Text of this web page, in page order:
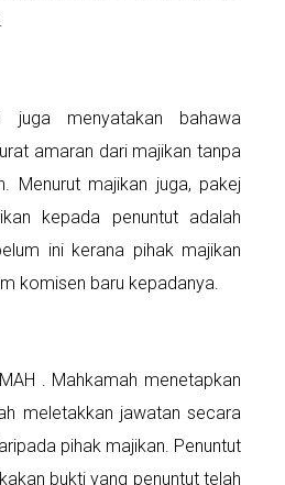
juga menyatakan bahawa
amaran dari majikan tanpa
Menurut majikan juga, pakej
kepada penuntut adalah
ini kerana pihak majikan
komisen baru kepadanya.
. Mahkamah menetapkan
meletakkan jawatan secara
pihak majikan. Penuntut
bukti yang penuntut telah